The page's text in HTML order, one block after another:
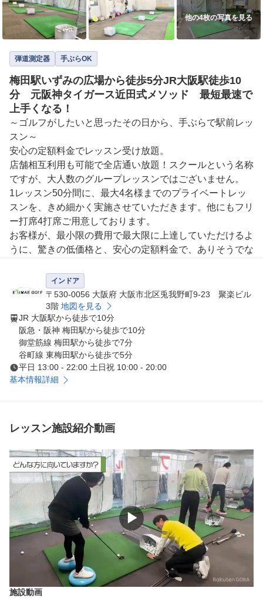
他の4枚の写真を見る
弾道測定器 手ぶらOK
梅田駅いずみの広場から徒歩5分JR大阪駅徒歩10
分 元阪神タイガース近田式メソッド 最短最速で
上手くなる！
～ゴルフがしたいと思ったその日から、手ぶらで駅前レッ
スン～
安心の定額料金でレッスン受け放題。
店舗相互利用も可能で全店通い放題！スクールという名称
ですが、大人数のグループレッスンではございません。
1レッスン50分間に、最大4名様までのプライベートレッ
スンを、きめ細かく実施させていただきます。他にもフリ
ー打席4打席ご用意しております。
お客様が、最小限の費用で最大限に上達していただけるよ
うに、驚きの低価格と、安心の定額料金で、ありそうでな
ゴルフの上達を目指す皆様のご入会を、心よりお待ちして
おります。当スクールを利用しつくしていただき、ぜひ皆
様の目標を達成してください。
元プロ野球選手 近田豊年プロのレッスンが受けれます。
親切な教え方で定評があります！スタッフ一同、全力でサ
ポートさせていただきます。
インドア
〒530-0056 大阪府 大阪市北区兎我野町9-23 聚楽ビル
3階 地図を見る
JR 大阪駅から徒歩で10分
阪急・阪神 梅田駅から徒歩で10分
御堂筋線 梅田駅から徒歩で7分
谷町線 東梅田駅から徒歩で5分
平日 13:00 - 22:00 土日祝 10:00 - 20:00
基本情報詳細
レッスン施設紹介動画
▶
施設動画